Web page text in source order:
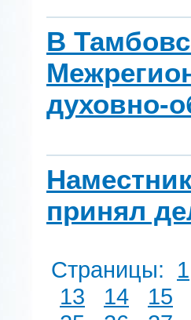
В
духовно-
принял
Страницы: 1
13
14
15